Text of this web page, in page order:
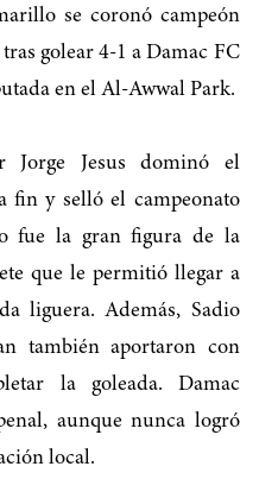
se coronó campeón
golear 4-1 a Damac FC
en el Al-Awwal Park.
Jesus dominó el
fin y selló el campeonato
fue la gran figura de la
que le permitió llegar a
liguera. Además, Sadio
también aportaron con
la goleada. Damac
aunque nunca logró
local.